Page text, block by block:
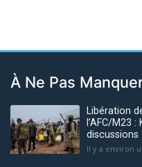
À Ne Pas
Libération
l’AFC/M23
discussions
Il y a environ